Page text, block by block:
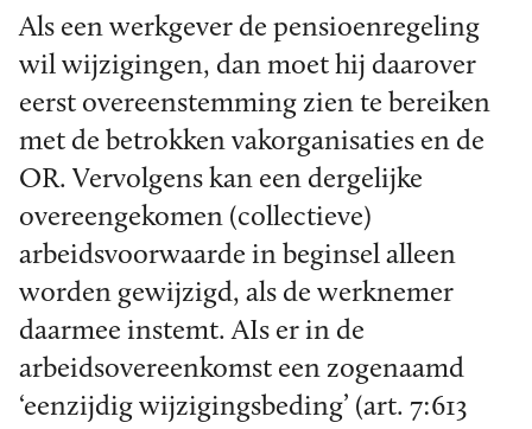
Als een werkgever de pensioenregeling
wil wijzigingen, dan moet hij daarover
eerst overeenstemming zien te bereiken
met de betrokken vakorganisaties en de
OR. Vervolgens kan een dergelijke
overeengekomen (collectieve)
arbeidsvoorwaarde in beginsel alleen
worden gewijzigd, als de werknemer
daarmee instemt. AIs er in de
arbeidsovereenkomst een zogenaamd
‘eenzijdig wijzigingsbeding’ (art. 7:613